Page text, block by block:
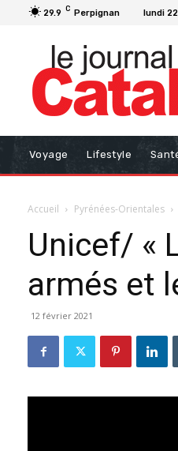
29.9 C Perpignan lundi
Voyage Lifestyle
Accueil Pyrénées-Orientales
Unicef/ «
armés et
12 février 2021